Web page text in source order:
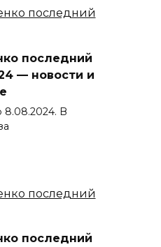
последний
— новости и
В
последний